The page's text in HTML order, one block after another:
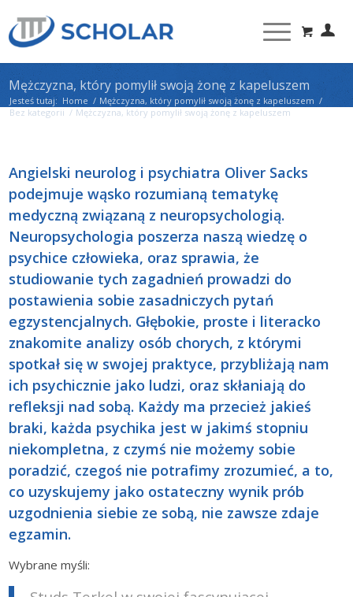
Mężczyzna, który pomylił swoją żonę z kapeluszem
Jesteś tutaj: Home / Mężczyzna, który pomylił swoją żonę z kapeluszem /
Bez kategorii / Mężczyzna, który pomylił swoją żonę z kapeluszem
Angielski neurolog i psychiatra Oliver Sacks
podejmuje wąsko rozumianą tematykę
medyczną związaną z neuropsychologią.
Neuropsychologia poszerza naszą wiedzę o
psychice człowieka, oraz sprawia, że
studiowanie tych zagadnień prowadzi do
postawienia sobie zasadniczych pytań
egzystencjalnych. Głębokie, proste i literacko
znakomite analizy osób chorych, z którymi
spotkał się w swojej praktyce, przybliżają nam
ich psychicznie jako ludzi, oraz skłaniają do
refleksji nad sobą. Każdy ma przecież jakieś
braki, każda psychika jest w jakimś stopniu
niekompletna, z czymś nie możemy sobie
poradzić, czegoś nie potrafimy zrozumieć, a to,
co uzyskujemy jako ostateczny wynik prób
uzgodnienia siebie ze sobą, nie zawsze zdaje
egzamin.
Wybrane myśli: